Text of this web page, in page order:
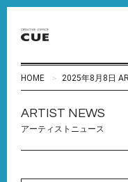
HOME 2025年8月8日
ARTIST NEWS
アーティストニュース